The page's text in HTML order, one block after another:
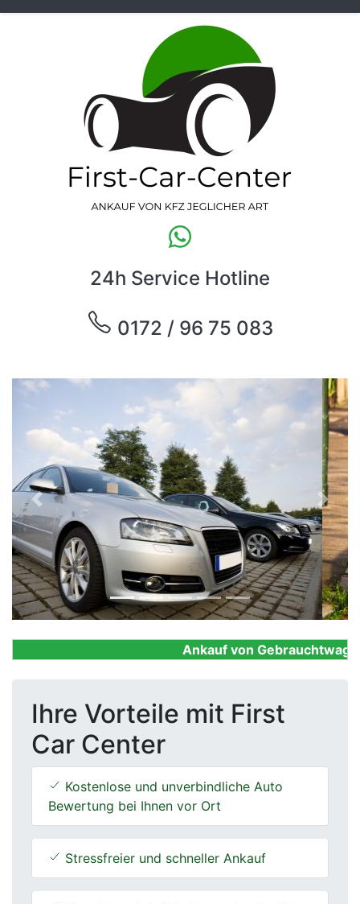
24h Service Hotline
0172 / 96 75 083
Previous Next
Ankauf von
Ihre Vorteile mit First
Car Center
Kostenlose und unverbindliche Auto
Bewertung bei Ihnen vor Ort
Stressfreier und schneller Ankauf